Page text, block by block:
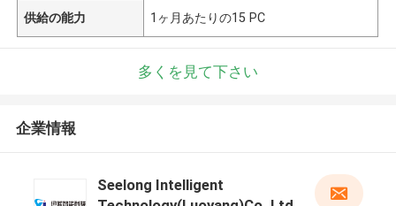
供給の能力 1ヶ月あたりの15 PC
多くを見て下さい
企業情報
Seelong Intelligent